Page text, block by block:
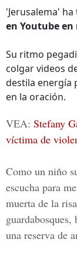
'Jerusalema'
en Youtube
Su ritmo
colgar videos
destila energía
en la oración.
VEA: Stefany
víctima de
Como un niño
escucha para
muerta de la
una reserva de